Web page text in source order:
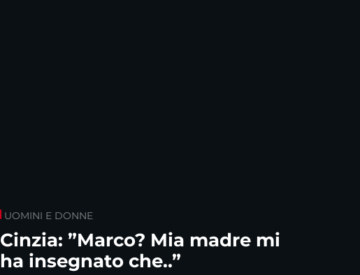
UOMINI E DONNE
Cinzia: ”Marco? Mia madre mi
ha insegnato che..”